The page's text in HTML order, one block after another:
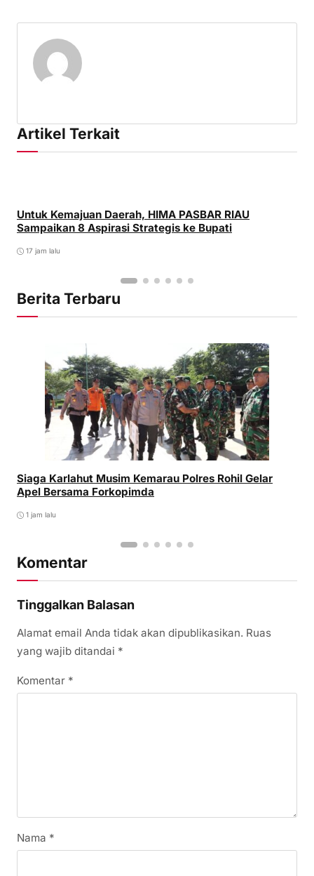
Artikel Terkait
Untuk Kemajuan Daerah, HIMA PASBAR RIAU
Sampaikan 8 Aspirasi Strategis ke Bupati
17 jam lalu
Berita Terbaru
Siaga Karlahut Musim Kemarau Polres Rohil Gelar
Apel Bersama Forkopimda
1 jam lalu
Komentar
Tinggalkan Balasan
Alamat email Anda tidak akan dipublikasikan. Ruas
yang wajib ditandai *
Komentar *
Nama *